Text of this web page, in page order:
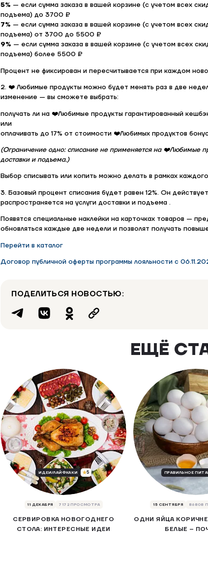
5% — если сумма заказа в вашей корзине (с учетом всех
подъема) до 3700 ₽
7% — если сумма заказа в вашей корзине (с учетом всех
подъема) от 3700 до 5500 ₽
9% — если сумма заказа в вашей корзине (с учетом всех
подъема) более 5500 ₽
Процент не фиксирован и пересчитывается при каждом
2. ❤️ Любимые продукты можно будет менять раз в две
изменение — вы сможете выбрать:
получать ли на ❤️Любимые продукты гарантированный
или
оплачивать до 17% от стоимости ❤️Любимых продуктов
(Ограничение одно: списание не применяется на ❤️Любимые
доставки и подъема.)
Выбор списывать или копить можно делать в рамках каждого
3. Базовый процент списания будет равен 12%. Он
распространяется на услуги доставки и подъема .
Появятся специальные наклейки на карточках товаров —
обновляться каждые две недели и позволят получать
Перейти в каталог
Договор публичной оферты программы лояльности с
ПОДЕЛИТЬСЯ НОВОСТЬЮ:
ЕЩЁ
ИДЕИ/ЛАЙФХАКИ 5
11 ДЕКАБРЯ 7172 ПРОСМОТРА
СЕРВИРОВКА НОВОГОДНЕГО
СТОЛА: ИНТЕРЕСНЫЕ ИДЕИ
ПРАВИЛЬНОЕ
15 СЕНТЯБРЯ 86808
ОДНИ ЯЙЦА
БЕЛЫЕ –